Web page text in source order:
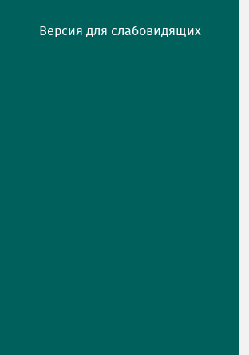
Версия для слабовидящих